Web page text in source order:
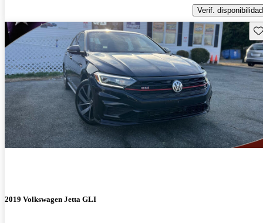
Verif. disponibilidad
2019 Volkswagen Jetta GLI